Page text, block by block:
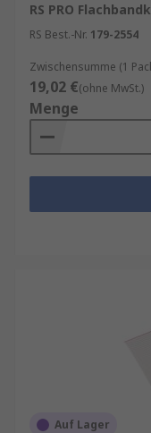
RS PRO
RS Best.-Nr. 179-2554
Zwischensumme (1
19,02 €(ohne MwSt.)
Menge
Auf Lager